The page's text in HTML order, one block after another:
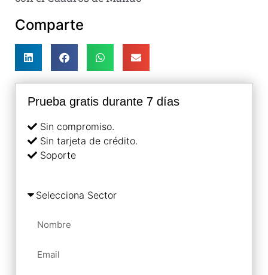
Comparte
Prueba gratis durante 7 días
Sin compromiso.
Sin tarjeta de crédito.
Soporte